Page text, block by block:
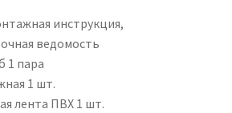
инструкция,
ведомость
1 пара
1 шт.
лента ПВХ 1 шт.